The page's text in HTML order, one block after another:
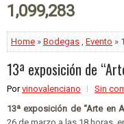
1,099,283
Home » Bodegas Evento »
13ª exposición de
Porvinovalenciano
Sin
13ª exposición de “Arte en
26 de marzo a las 18 horas,